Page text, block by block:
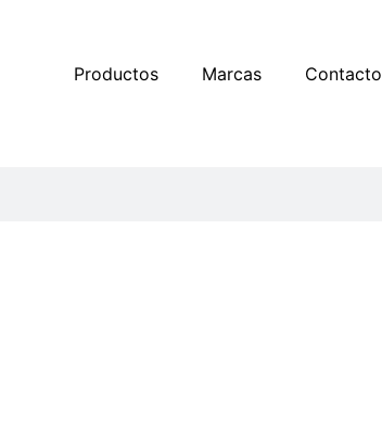
Productos Marcas Contacto